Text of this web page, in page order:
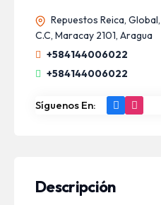
Repuestos Reica,
C.C, Maracay 2101, Aragua
+584144006022
+584144006022
Síguenos En:
Descripción